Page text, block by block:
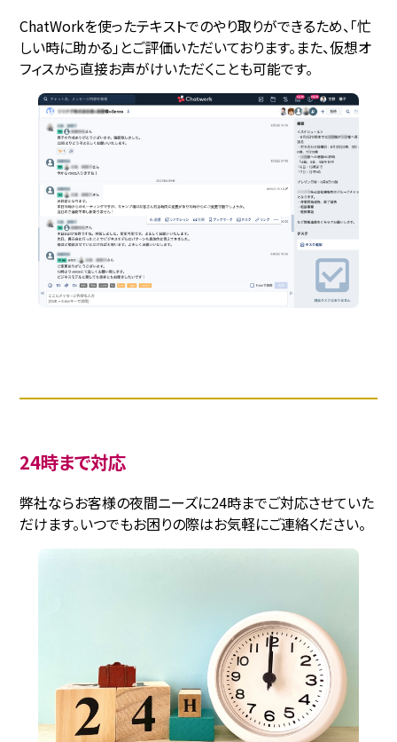
ChatWorkを使ったテキストでのやり取りができるため、「忙
しい時に助かる」とご評価いただいております。また、仮想オ
フィスから直接お声がけいただくことも可能です。
24時まで対応
弊社ならお客様の夜間ニーズに24時までご対応させていた
だけます。いつでもお困りの際はお気軽にご連絡ください。